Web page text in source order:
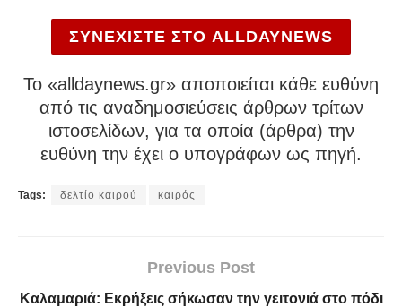
ΣΥΝΕΧΙΣΤΕ ΣΤΟ ALLDAYNEWS
To «alldaynews.gr» αποποιείται κάθε ευθύνη
από τις αναδημοσιεύσεις άρθρων τρίτων
ιστοσελίδων, για τα οποία (άρθρα) την
ευθύνη την έχει ο υπογράφων ως πηγή.
Tags: δελτίο καιρού καιρός
Previous Post
Καλαμαριά: Εκρήξεις σήκωσαν την γειτονιά στο πόδι